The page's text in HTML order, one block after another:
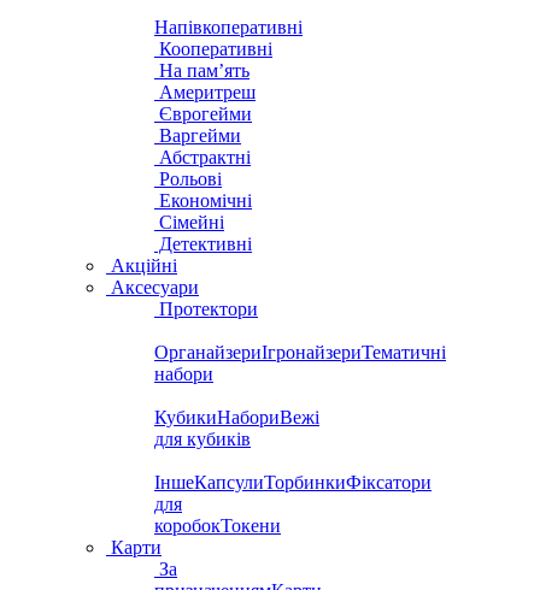
Напівкоперативні
Кооперативні
На пам’ять
Америтреш
Єврогейми
Варгейми
Абстрактні
Рольові
Економічні
Сімейні
Детективні
Акційні
Аксесуари
Протектори
ОрганайзериІгронайзериТематичні
набори
КубикиНабориВежі
для кубиків
ІншеКапсулиТорбинкиФіксатори
для
коробокТокени
Карти
За